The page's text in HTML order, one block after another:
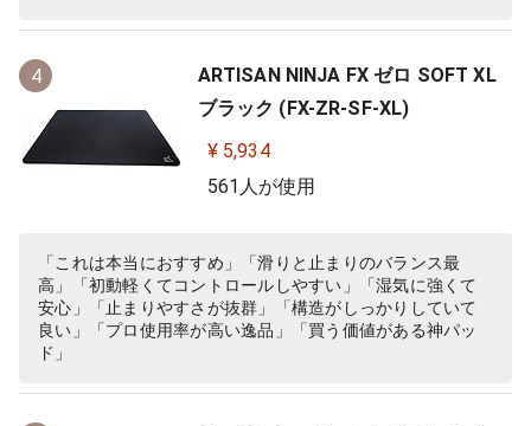
4
ARTISAN NINJA FX ゼロ SOFT XL
ブラック (FX-ZR-SF-XL)
¥ 5,934
561人が使用
「これは本当におすすめ」「滑りと止まりのバランス最
高」「初動軽くてコントロールしやすい」「湿気に強くて
安心」「止まりやすさが抜群」「構造がしっかりしていて
良い」「プロ使用率が高い逸品」「買う価値がある神パッ
ド」